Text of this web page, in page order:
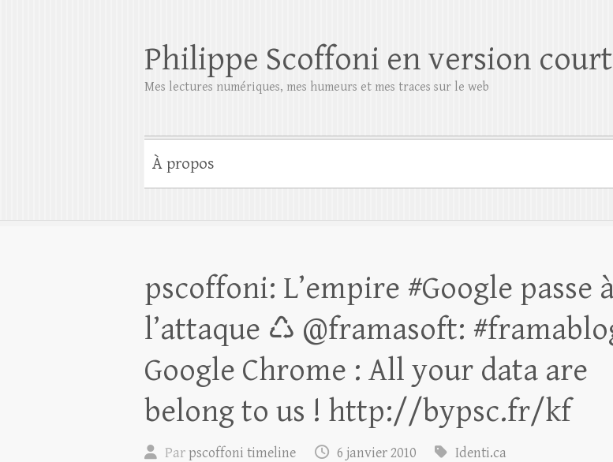
Philippe Scoffoni en version
Mes lectures numériques, mes humeurs et mes traces sur le web
À propos
pscoffoni: L’empire #Google passe
l’attaque ♺ @framasoft:
Google Chrome : All your data are
belong to us ! http://bypsc.fr/kf
Par pscoffoni timeline 6 janvier 2010 Identi.ca